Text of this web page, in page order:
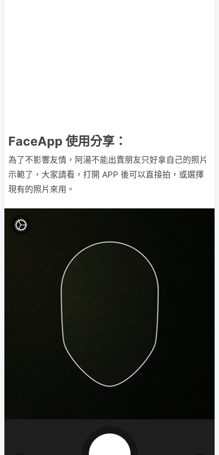
FaceApp 使用分享：
為了不影響友情，阿湯不能出賣朋友只好拿自己的照片
示範了，大家請看，打開 APP 後可以直接拍，或選擇
現有的照片來用。